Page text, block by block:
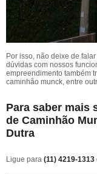
Por isso, não deixe de
dúvidas com nossos
empreendimento também
caminhão munck, entre
Para saber mais
de Caminhão
Dutra
Ligue para (11) 4219-1313